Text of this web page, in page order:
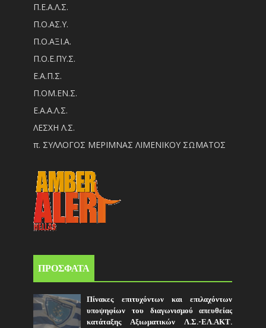
Π.Ε.Α.Λ.Σ.
Π.Ο.ΑΣ.Υ.
Π.Ο.ΑΞΙ.Α.
Π.Ο.Ε.ΠΥ.Σ.
Ε.Α.Π.Σ.
Π.ΟM.EN.Σ.
Ε.Α.Α.Λ.Σ.
ΛΕΣΧΗ Λ.Σ.
π. ΣΥΛΛΟΓΟΣ ΜΕΡΙΜΝΑΣ ΛΙΜΕΝΙΚΟΥ ΣΩΜΑΤΟΣ
ΠΡΟΣΦΑΤΑ
Πίνακες επιτυχόντων και επιλαχόντων
υποψηφίων του διαγωνισμού απευθείας
κατάταξης Αξιωματικών Λ.Σ.-ΕΛ.ΑΚΤ.